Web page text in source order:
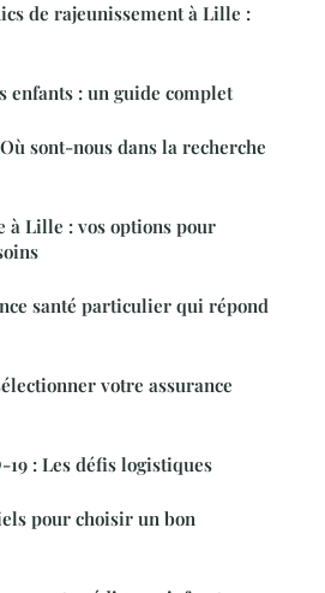
de rajeunissement à Lille :
enfants : un guide complet
sont-nous dans la recherche
à Lille : vos options pour
santé particulier qui répond
votre assurance
: Les défis logistiques
pour choisir un bon